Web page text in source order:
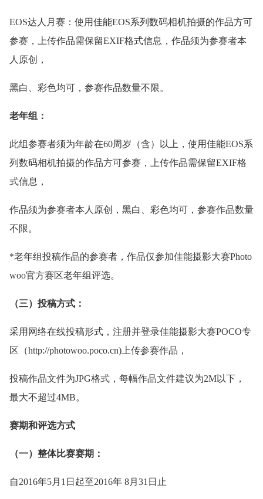
EOS达人月赛：使用佳能EOS系列数码相机拍摄的作品方可
参赛，上传作品需保留EXIF格式信息，作品须为参赛者本
人原创，
黑白、彩色均可，参赛作品数量不限。
老年组：
此组参赛者须为年龄在60周岁（含）以上，使用佳能EOS系
列数码相机拍摄的作品方可参赛，上传作品需保留EXIF格
式信息，
作品须为参赛者本人原创，黑白、彩色均可，参赛作品数量
不限。
*老年组投稿作品的参赛者，作品仅参加佳能摄影大赛Photo
woo官方赛区老年组评选。
（三）投稿方式：
采用网络在线投稿形式，注册并登录佳能摄影大赛POCO专
区（http://photowoo.poco.cn)上传参赛作品，
投稿作品文件为JPG格式，每幅作品文件建议为2M以下，
最大不超过4MB。
赛期和评选方式
（一）整体比赛赛期：
自2016年5月1日起至2016年 8月31日止